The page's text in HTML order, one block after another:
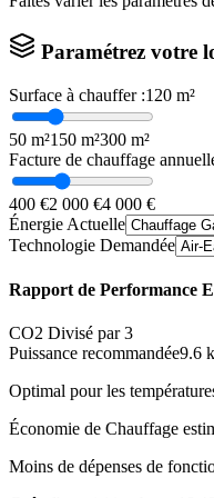
Paramétrez votre
Surface à chauffer :120 m²
50 m²150 m²300 m²
Facture de chauffage
400 €2 000 €4 000 €
Énergie Actuelle
Technologie Demandée
Rapport de Performance
CO2 Divisé par 3
Puissance recommandée9.6
Optimal pour les
Économie de Chauffage
Moins de dépenses de